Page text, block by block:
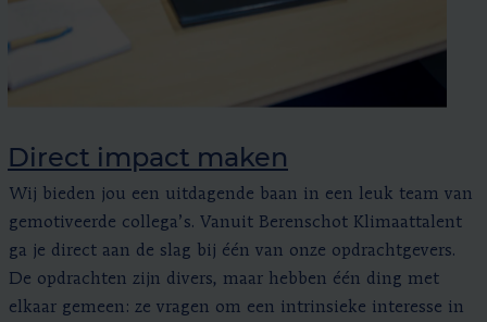
Direct impact maken
Wij bieden jou een uitdagende baan in een leuk team van
gemotiveerde collega’s. Vanuit Berenschot Klimaattalent
ga je direct aan de slag bij één van onze opdrachtgevers.
De opdrachten zijn divers, maar hebben één ding met
elkaar gemeen: ze vragen om een intrinsieke interesse in